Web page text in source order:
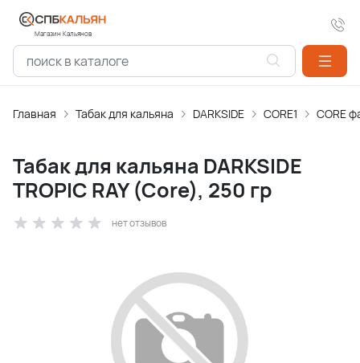
Магазин Кальянов
Главная Табак для кальяна DARKSIDE CORE1 CORE
Табак для кальяна DARKSIDE
TROPIC RAY (Core), 250 гр
нет отзывов